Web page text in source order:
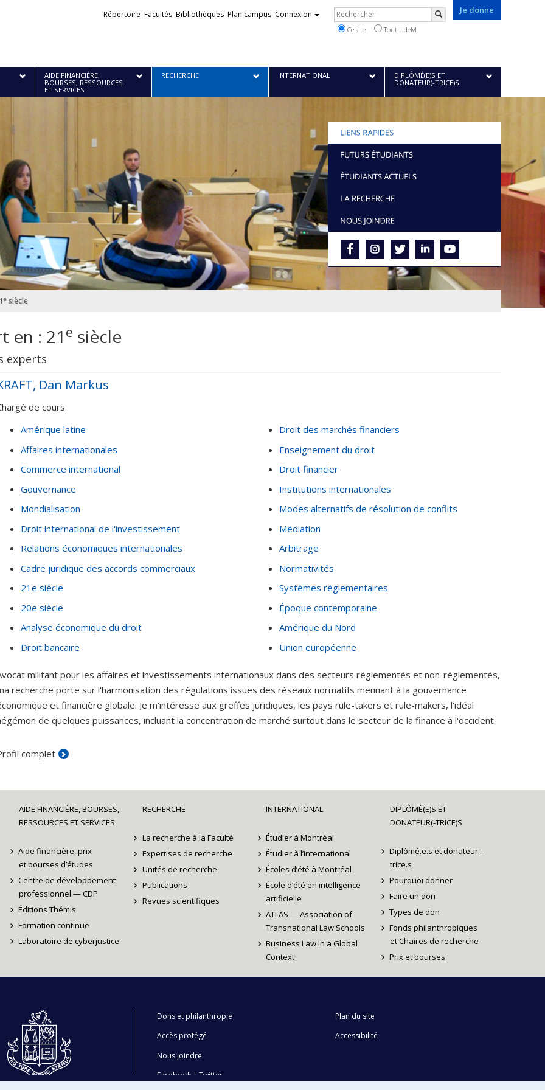
Je donne
Liens
Répertoire Facultés Bibliothèques Plan campus Connexion Rechercher
Ce site Tout UdeM
AIDE FINANCIÈRE,
BOURSES, RESSOURCES
ET SERVICES
RECHERCHE INTERNATIONAL
DIPLÔMÉ(E)S ET
DONATEUR(-TRICE)S
e siècle
en : 21 e siècle
experts
Dan Markus
de cours
Amérique latine
Affaires internationales
Commerce international
Gouvernance
Mondialisation
Droit international de l'investissement
Relations économiques internationales
Cadre juridique des accords commerciaux
21e siècle
20e siècle
Analyse économique du droit
Droit bancaire
Droit des marchés financiers
Enseignement du droit
Droit financier
Institutions internationales
Modes alternatifs de résolution de conflits
Médiation
Arbitrage
Normativités
Systèmes réglementaires
Époque contemporaine
Amérique du Nord
Union européenne
militant pour les affaires et investissements internationaux dans des secteurs réglementés et non-réglementés,
recherche porte sur l'harmonisation des régulations issues des réseaux normatifs mennant à la gouvernance
et financière globale. Je m'intéresse aux greffes juridiques, les pays rule-takers et rule-makers, l'idéal
de quelques puissances, incluant la concentration de marché surtout dans le secteur de la finance à l'occident.
complet
AIDE FINANCIÈRE, BOURSES,
RESSOURCES ET SERVICES
Aide financière, prix
et bourses d’études
Centre de développement
professionnel — CDP
Éditions Thémis
Formation continue
Laboratoire de cyberjustice
RECHERCHE
La recherche à la Faculté
Expertises de recherche
Unités de recherche
Publications
Revues scientifiques
INTERNATIONAL
Étudier à Montréal
Étudier à l’international
Écoles d’été à Montréal
École d’été en intelligence
artificielle
ATLAS — Association of
Transnational Law Schools
Business Law in a Global
Context
DIPLÔMÉ(E)S ET
DONATEUR(-TRICE)S
Diplômé.e.s et donateur.-
trice.s
Pourquoi donner
Faire un don
Types de don
Fonds philanthropiques
et Chaires de recherche
Prix et bourses
Dons et philanthropie
Accès protégé
Nous joindre
Facebook |Twitter
Plan du site
Accessibilité